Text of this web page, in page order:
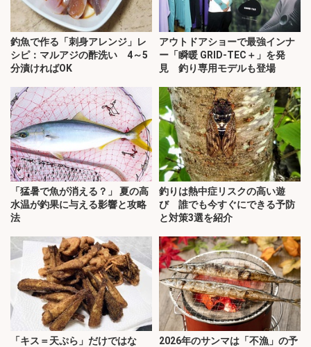
釣魚で作る「刺身アレンジ」レ
シピ：マルアジの酢洗い 4～5
分漬ければOK
アウトドアショーで最強インナ
ー「瞬暖 GRID-TEC＋」を発
見 釣り専用モデルも登場
「猛暑で魚が消える？」 夏の高
水温が釣果に与える影響と攻略
法
釣りは熱中症リスクの高い遊
び 誰でも今すぐにできる予防
と対策3選を紹介
「キス＝天ぷら」だけではな
2026年のサンマは「不漁」の予